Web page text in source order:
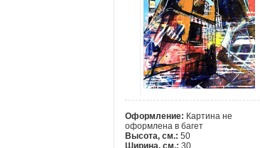
Оформление: Картина не
оформлена в багет
Высота, см.: 50
Ширина, см.: 30